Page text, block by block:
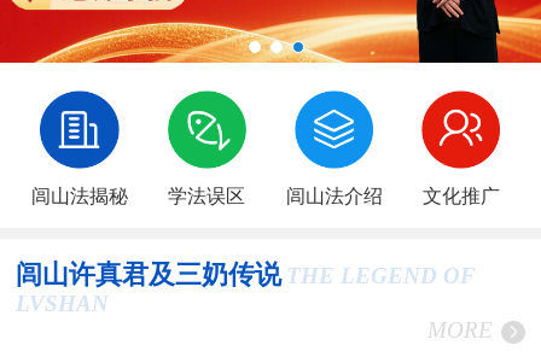
闾山法揭秘 学法误区 闾山法介绍 文化推广
闾山许真君及三奶传说 THE LEGEND OF
LVSHAN
MORE